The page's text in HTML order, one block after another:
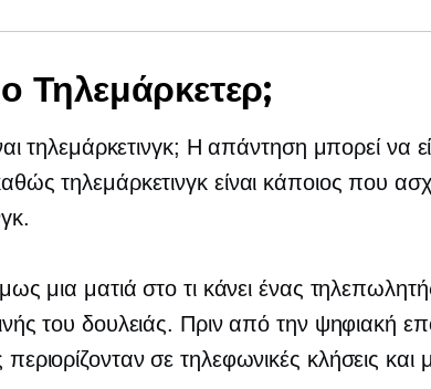
ο Τηλεμάρκετερ;
τηλεμάρκετινγκ; Η απάντηση μπορεί να
τηλεμάρκετινγκ είναι κάποιος που
μια ματιά στο τι κάνει ένας
του δουλειάς. Πριν από την ψηφιακή
σε τηλεφωνικές κλήσεις και